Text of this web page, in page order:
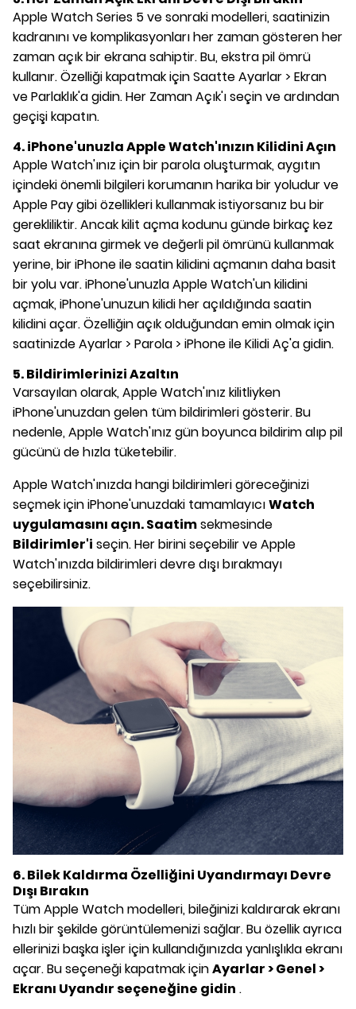
Apple Watch Series 5 ve sonraki modelleri, saatinizin
kadranını ve komplikasyonları her zaman gösteren her
zaman açık bir ekrana sahiptir. Bu, ekstra pil ömrü
kullanır. Özelliği kapatmak için Saatte Ayarlar > Ekran
ve Parlaklık'a gidin. Her Zaman Açık'ı seçin ve ardından
geçişi kapatın.
4. iPhone'unuzla Apple Watch'ınızın Kilidini Açın
Apple Watch'ınız için bir parola oluşturmak, aygıtın
içindeki önemli bilgileri korumanın harika bir yoludur ve
Apple Pay gibi özellikleri kullanmak istiyorsanız bu bir
gerekliliktir. Ancak kilit açma kodunu günde birkaç kez
saat ekranına girmek ve değerli pil ömrünü kullanmak
yerine, bir iPhone ile saatin kilidini açmanın daha basit
bir yolu var. iPhone'unuzla Apple Watch'un kilidini
açmak, iPhone'unuzun kilidi her açıldığında saatin
kilidini açar. Özelliğin açık olduğundan emin olmak için
saatinizde Ayarlar > Parola > iPhone ile Kilidi Aç'a gidin.
5. Bildirimlerinizi Azaltın
Varsayılan olarak, Apple Watch'ınız kilitliyken
iPhone'unuzdan gelen tüm bildirimleri gösterir. Bu
nedenle, Apple Watch'ınız gün boyunca bildirim alıp pil
gücünü de hızla tüketebilir.
Apple Watch'ınızda hangi bildirimleri göreceğinizi
seçmek için iPhone'unuzdaki tamamlayıcıWatch
uygulamasını açın.Saatimsekmesinde
Bildirimler'i seçin. Her birini seçebilir ve Apple
Watch'ınızda bildirimleri devre dışı bırakmayı
seçebilirsiniz.
6. Bilek Kaldırma Özelliğini Uyandırmayı Devre
Dışı Bırakın
Tüm Apple Watch modelleri, bileğinizi kaldırarak ekranı
hızlı bir şekilde görüntülemenizi sağlar. Bu özellik ayrıca
ellerinizi başka işler için kullandığınızda yanlışlıkla ekranı
açar. Bu seçeneği kapatmak içinAyarlar > Genel >
Ekranı Uyandır seçeneğine gidin .